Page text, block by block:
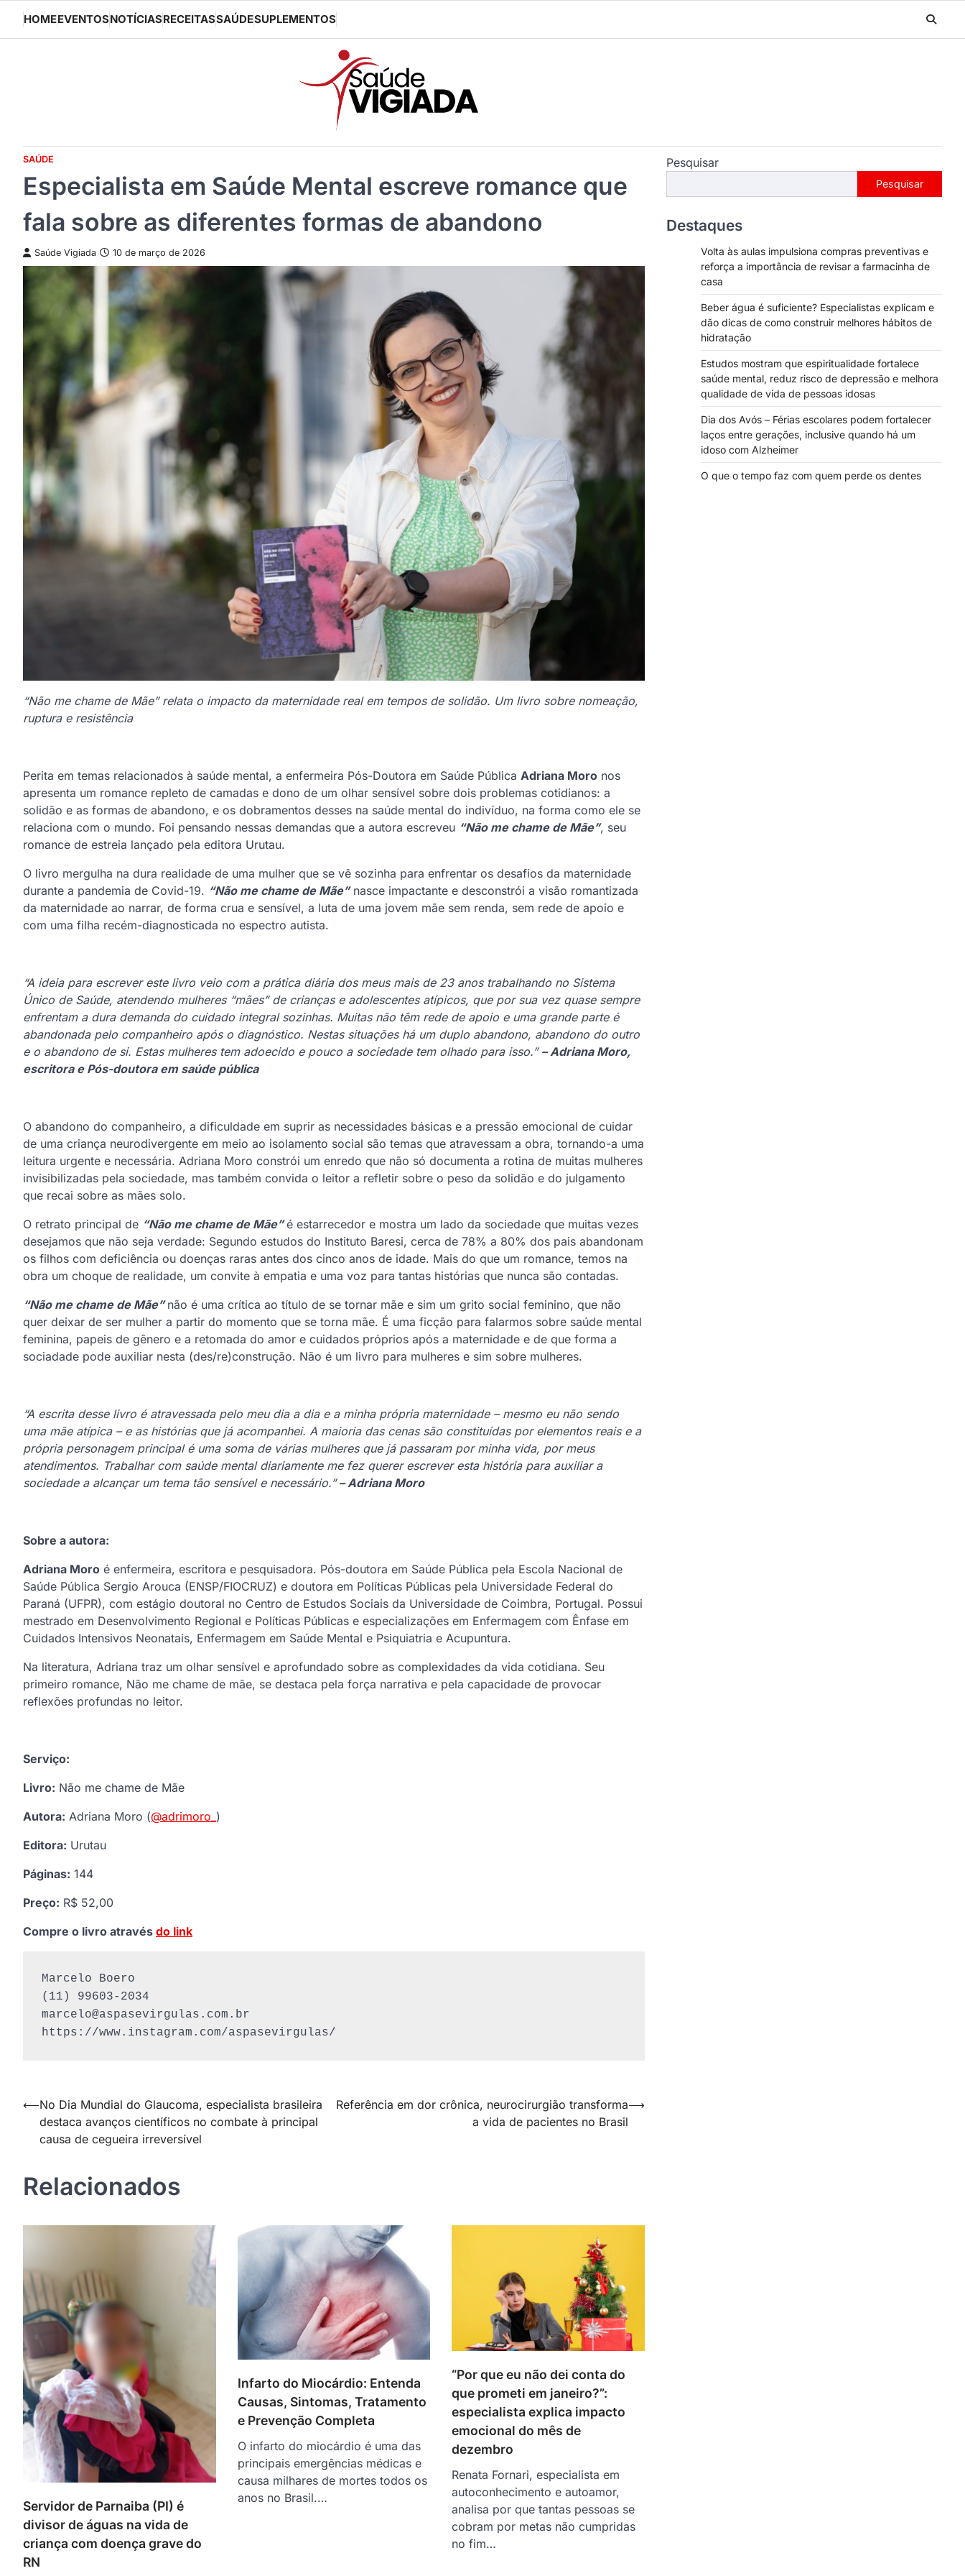
content
HOMEEVENTOSNOTÍCIASRECEITASSAÚDESUPLEMENTOS
SAÚDE
Especialista em Saúde Mental escreve romance que
fala sobre as diferentes formas de abandono
Saúde Vigiada 10 de março de 2026
“Não me chame de Mãe” relata o impacto da maternidade real em tempos de solidão. Um livro sobre nomeação,
ruptura e resistência
Perita em temas relacionados à saúde mental, a enfermeira Pós-Doutora em Saúde Pública Adriana Moro nos
apresenta um romance repleto de camadas e dono de um olhar sensível sobre dois problemas cotidianos: a
solidão e as formas de abandono, e os dobramentos desses na saúde mental do indivíduo, na forma como ele se
relaciona com o mundo. Foi pensando nessas demandas que a autora escreveu “Não me chame de Mãe”, seu
romance de estreia lançado pela editora Urutau.
O livro mergulha na dura realidade de uma mulher que se vê sozinha para enfrentar os desafios da maternidade
durante a pandemia de Covid-19. “Não me chame de Mãe”nasce impactante e desconstrói a visão romantizada
da maternidade ao narrar, de forma crua e sensível, a luta de uma jovem mãe sem renda, sem rede de apoio e
com uma filha recém-diagnosticada no espectro autista.
“A ideia para escrever este livro veio com a prática diária dos meus mais de 23 anos trabalhando no Sistema
Único de Saúde, atendendo mulheres “mães” de crianças e adolescentes atípicos, que por sua vez quase sempre
enfrentam a dura demanda do cuidado integral sozinhas. Muitas não têm rede de apoio e uma grande parte é
abandonada pelo companheiro após o diagnóstico. Nestas situações há um duplo abandono, abandono do outro
e o abandono de si. Estas mulheres tem adoecido e pouco a sociedade tem olhado para isso.” – Adriana Moro,
escritora e Pós-doutora em saúde pública
O abandono do companheiro, a dificuldade em suprir as necessidades básicas e a pressão emocional de cuidar
de uma criança neurodivergente em meio ao isolamento social são temas que atravessam a obra, tornando-a uma
leitura urgente e necessária. Adriana Moro constrói um enredo que não só documenta a rotina de muitas mulheres
invisibilizadas pela sociedade, mas também convida o leitor a refletir sobre o peso da solidão e do julgamento
que recai sobre as mães solo.
O retrato principal de “Não me chame de Mãe”é estarrecedor e mostra um lado da sociedade que muitas vezes
desejamos que não seja verdade: Segundo estudos do Instituto Baresi, cerca de 78% a 80% dos pais abandonam
os filhos com deficiência ou doenças raras antes dos cinco anos de idade. Mais do que um romance, temos na
obra um choque de realidade, um convite à empatia e uma voz para tantas histórias que nunca são contadas.
“Não me chame de Mãe”não é uma crítica ao título de se tornar mãe e sim um grito social feminino, que não
quer deixar de ser mulher a partir do momento que se torna mãe. É uma ficção para falarmos sobre saúde mental
feminina, papeis de gênero e a retomada do amor e cuidados próprios após a maternidade e de que forma a
sociadade pode auxiliar nesta (des/re)construção. Não é um livro para mulheres e sim sobre mulheres.
“A escrita desse livro é atravessada pelo meu dia a dia e a minha própria maternidade – mesmo eu não sendo
uma mãe atípica – e as histórias que já acompanhei. A maioria das cenas são constituídas por elementos reais e a
própria personagem principal é uma soma de várias mulheres que já passaram por minha vida, por meus
atendimentos. Trabalhar com saúde mental diariamente me fez querer escrever esta história para auxiliar a
sociedade a alcançar um tema tão sensível e necessário.”– Adriana Moro
Sobre a autora:
Adriana Moro é enfermeira, escritora e pesquisadora. Pós-doutora em Saúde Pública pela Escola Nacional de
Saúde Pública Sergio Arouca (ENSP/FIOCRUZ) e doutora em Políticas Públicas pela Universidade Federal do
Paraná (UFPR), com estágio doutoral no Centro de Estudos Sociais da Universidade de Coimbra, Portugal. Possui
mestrado em Desenvolvimento Regional e Políticas Públicas e especializações em Enfermagem com Ênfase em
Cuidados Intensivos Neonatais, Enfermagem em Saúde Mental e Psiquiatria e Acupuntura.
Na literatura, Adriana traz um olhar sensível e aprofundado sobre as complexidades da vida cotidiana. Seu
primeiro romance, Não me chame de mãe, se destaca pela força narrativa e pela capacidade de provocar
reflexões profundas no leitor.
Serviço:
Livro: Não me chame de Mãe
Autora: Adriana Moro (@adrimoro_ )
Editora: Urutau
Páginas: 144
Preço: R$ 52,00
Compre o livro através do link
Marcelo Boero
marcelo@aspasevirgulas.com.br
https://www.instagram.com/aspasevirgulas/
Navegação
de
⟵No Dia Mundial do Glaucoma, especialista brasileira
destaca avanços científicos no combate à principal
causa de cegueira irreversível
Referência em dor crônica, neurocirurgião transforma
a vida de pacientes no Brasil
⟶
Relacionados
Servidor de Parnaiba (PI) é
divisor de águas na vida de
criança com doença grave do
RN
Infarto do Miocárdio: Entenda
Causas, Sintomas, Tratamento
e Prevenção Completa
O infarto do miocárdio é uma das
principais emergências médicas e
causa milhares de mortes todos os
anos no Brasil.…
“Por que eu não dei conta do
que prometi em janeiro?”:
especialista explica impacto
emocional do mês de
dezembro
Renata Fornari, especialista em
autoconhecimento e autoamor,
analisa por que tantas pessoas se
cobram por metas não cumpridas
no fim…
Pesquisar
Pesquisar
Destaques
Volta às aulas impulsiona compras preventivas e
reforça a importância de revisar a farmacinha de
casa
Beber água é suficiente? Especialistas explicam e
dão dicas de como construir melhores hábitos de
hidratação
Estudos mostram que espiritualidade fortalece
saúde mental, reduz risco de depressão e melhora
qualidade de vida de pessoas idosas
Dia dos Avós – Férias escolares podem fortalecer
laços entre gerações, inclusive quando há um
idoso com Alzheimer
O que o tempo faz com quem perde os dentes